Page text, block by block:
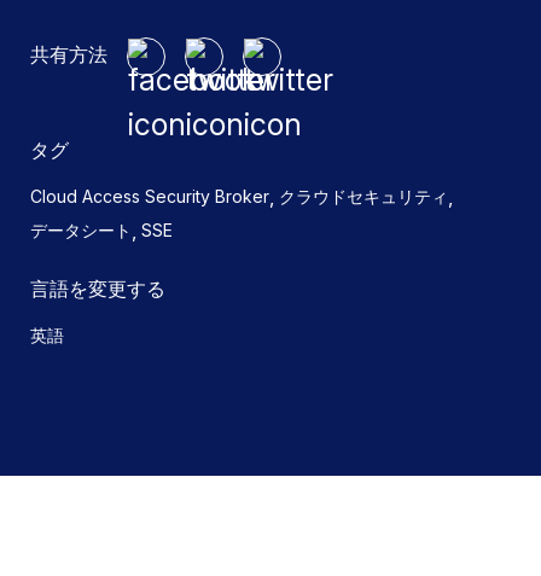
共有方法
タグ
Cloud Access Security Broker, クラウドセキュリティ ,
データシート , SSE
言語を変更する
英語